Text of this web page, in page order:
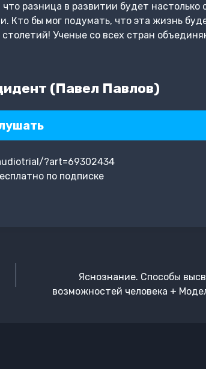
разница в развитии будет настолько
Кто бы мог подумать, что эта жизнь
Ученые со всех стран
(Павел Павлов)
?art=69302434
по подписке
Яснознание. Способы
возможностей человека +